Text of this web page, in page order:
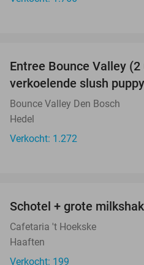
Entree Bounce Valley
verkoelende slush puppy
Bounce Valley Den Bosch
Hedel
Verkocht: 1.272
Schotel + grote
Cafetaria 't Hoekske
Haaften
Verkocht: 199